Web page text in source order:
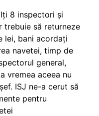
8 inspectori și
trebuie să returneze
lei, bani acordați
navetei, timp de
general,
vremea aceea nu
ISJ ne-a cerut să
pentru